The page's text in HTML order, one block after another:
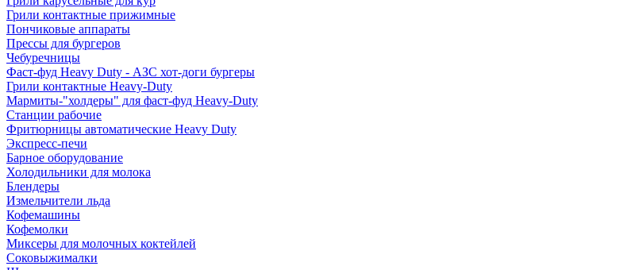
Грили контактные прижимные
Пончиковые аппараты
Прессы для бургеров
Чебуречницы
Фаст-фуд Heavy Duty - АЗС хот-доги бургеры
Грили контактные Heavy-Duty
Мармиты-"холдеры" для фаст-фуд Heavy-Duty
Станции рабочие
Фритюрницы автоматические Heavy Duty
Экспресс-печи
Барное оборудование
Холодильники для молока
Блендеры
Измельчители льда
Кофемашины
Кофемолки
Миксеры для молочных коктейлей
Соковыжималки